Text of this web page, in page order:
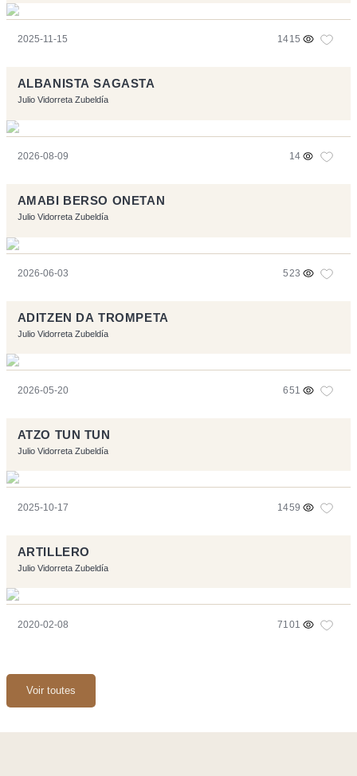
2025-11-15 1415
ALBANISTA SAGASTA
Julio Vidorreta Zubeldía
2026-08-09 14
AMABI BERSO ONETAN
Julio Vidorreta Zubeldía
2026-06-03 523
ADITZEN DA TROMPETA
Julio Vidorreta Zubeldía
2026-05-20 651
ATZO TUN TUN
Julio Vidorreta Zubeldía
2025-10-17 1459
ARTILLERO
Julio Vidorreta Zubeldía
2020-02-08 7101
Voir toutes